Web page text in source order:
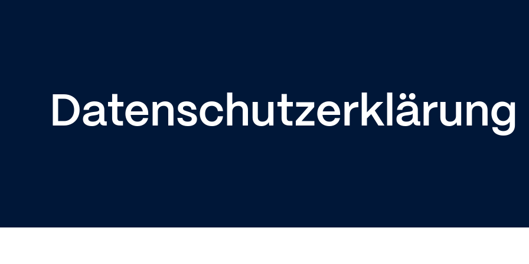
Datenschutzerklärung